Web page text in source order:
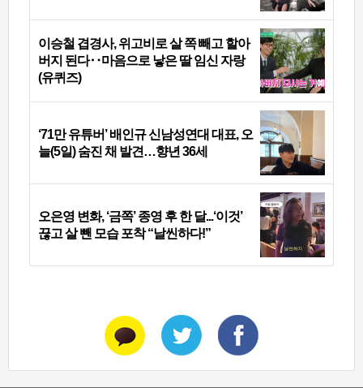
이승철 겹경사, 위고비로 살 쪽 빼고 할아
버지 된다‥마음으로 낳은 딸 임신 자랑
(유퀴즈)
‘71만 유튜버’ 배인규 신남성연대 대표, 오
늘(5일) 숨진 채 발견…향년 36세
오은영 변화, ‘금쪽’ 종영 후 한 달...‘이것’
끊고 살 뺀 모습 포착 “날씬하다!”